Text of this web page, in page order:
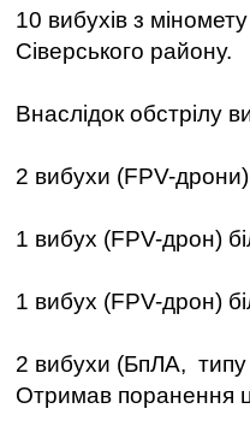
10 вибухів з
Сіверського району.
Внаслідок обстрілу
2 вибухи (FPV-дрони)
1 вибух (FPV-дрон)
1 вибух (FPV-дрон)
2 вибухи (БпЛА, типу
Отримав поранення